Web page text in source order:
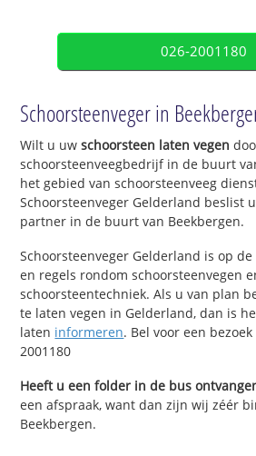
026-2001180
Schoorsteenveger in
Wilt u uwschoorsteen laten vegen
schoorsteenveegbedrijf in de buurt
het gebied van schoorsteenveeg
Schoorsteenveger Gelderland beslist
partner in de buurt van Beekbergen.
Schoorsteenveger Gelderland is op
en regels rondom schoorsteenvegen
schoorsteentechniek. Als u van plan
te laten vegen in Gelderland, dan is
laten informeren. Bel voor een
2001180
Heeft u een folder in de bus
een afspraak, want dan zijn wij zéér
Beekbergen.